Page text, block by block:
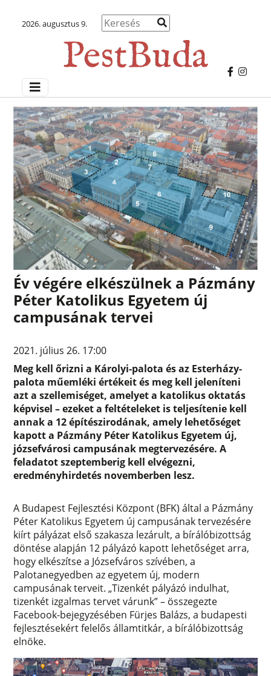
2026. augusztus 9.
Év végére elkészülnek a Pázmány
Péter Katolikus Egyetem új
campusának tervei
2021. július 26. 17:00
Meg kell őrizni a Károlyi-palota és az Esterházy-
palota műemléki értékeit és meg kell jeleníteni
azt a szellemiséget, amelyet a katolikus oktatás
képvisel – ezeket a feltételeket is teljesítenie kell
annak a 12 építészirodának, amely lehetőséget
kapott a Pázmány Péter Katolikus Egyetem új,
józsefvárosi campusának megtervezésére. A
feladatot szeptemberig kell elvégezni,
eredményhirdetés novemberben lesz.
A Budapest Fejlesztési Központ (BFK) által a Pázmány
Péter Katolikus Egyetem új campusának tervezésére
kiírt pályázat első szakasza lezárult, a bírálóbizottság
döntése alapján 12 pályázó kapott lehetőséget arra,
hogy elkészítse a Józsefváros szívében, a
Palotanegyedben az egyetem új, modern
campusának terveit. „Tizenkét pályázó indulhat,
tizenkét izgalmas tervet várunk” – összegezte
Facebook-bejegyzésében Fürjes Balázs, a budapesti
fejlesztésekért felelős államtitkár, a bírálóbizottság
elnöke.